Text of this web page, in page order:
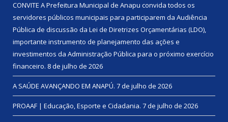
CONVITE A Prefeitura Municipal de Anapu convida todos os
servidores públicos municipais para participarem da Audiência
Pública de discussão da Lei de Diretrizes Orçamentárias (LDO),
importante instrumento de planejamento das ações e
investimentos da Administração Pública para o próximo exercício
financeiro. 8 de julho de 2026
A SAÚDE AVANÇANDO EM ANAPÚ. 7 de julho de 2026
PROAAF | Educação, Esporte e Cidadania. 7 de julho de 2026